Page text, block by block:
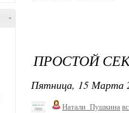
-
ПРОСТОЙ
Пятница, 15 Марта
Натали_Пушкина